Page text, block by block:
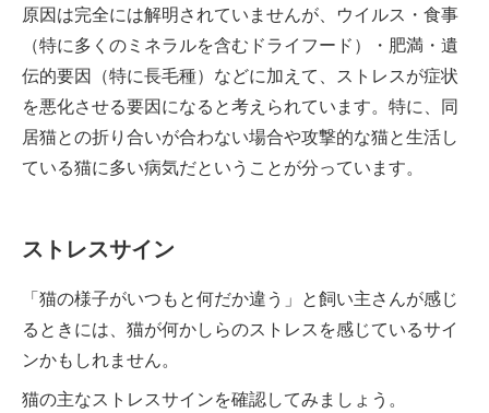
原因は完全には解明されていませんが、ウイルス・食事
（特に多くのミネラルを含むドライフード）・肥満・遺
伝的要因（特に長毛種）などに加えて、ストレスが症状
を悪化させる要因になると考えられています。特に、同
居猫との折り合いが合わない場合や攻撃的な猫と生活し
ている猫に多い病気だということが分っています。
ストレスサイン
「猫の様子がいつもと何だか違う」と飼い主さんが感じ
るときには、猫が何かしらのストレスを感じているサイ
ンかもしれません。
猫の主なストレスサインを確認してみましょう。